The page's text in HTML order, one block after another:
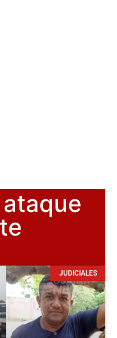
JUDICIALES